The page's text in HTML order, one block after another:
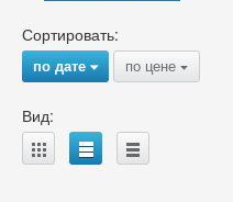
Сортировать:
по дате{ по цене {
Вид:
A B C